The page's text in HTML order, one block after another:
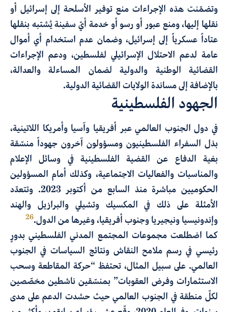
وتضمّنت هذه الإجراءات منع توفير الأسلحة إلى إسرائيل أو
نقلها إليها، ومنع عبور أو رسو أو خدمة أيّ سفينة يُشتبه بنقلها
عتاداً عسكرياً إلى إسرائيل، وضمان عدم استخدام أي أموال
عامة لدعم الاحتلال الإسرائيلي لفلسطين، ودعم الإجراءات
القضائية الوطنية والدولية لضمان المساءلة والعدالة،
بالإضافة إلى مساندة الولايات القضائية الدولية.
الجهود الفلسطينية
في دول الجنوب العالمي عبر أفريقيا وآسيا وأمريكا اللاتينية،
بذل السفراء الفلسطينيون ومسؤولون آخرون جهوداً منسّقة
بغية الدفاع عن القضية الفلسطينية في وسائل الإعلام
والمناسبات والفعاليات الاجتماعية، وكذلك أمام المسؤولين
الحكوميين مباشرة منذ السابع من أكتوبر 2023. وتتعدّد
الأمثلة على ذلك في المكسيك وتشيلي والبرازيل والهند
وإندونيسيا ونيجيريا وجنوب أفريقيا، وغيرها من الدول.26
كما اضطلعت مجموعات المجتمع المدني الفلسطيني بدورٍ
رئيسي في رسم ملامح النقاش ونتائج السياسات في الجنوب
العالمي. على سبيل المثال، تحتفظ “حركة المقاطعة وسحب
الاستثمارات وفرض العقوبات” بمنسّقين ناشطين مخصّصين
لكلّ منطقة في الجنوب العالمي حيث حشدت الدعم على مدى